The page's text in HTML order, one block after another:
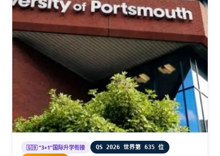
🇬🇧 “3+1”国际升学衔接
QS 2026 世界第 635 位